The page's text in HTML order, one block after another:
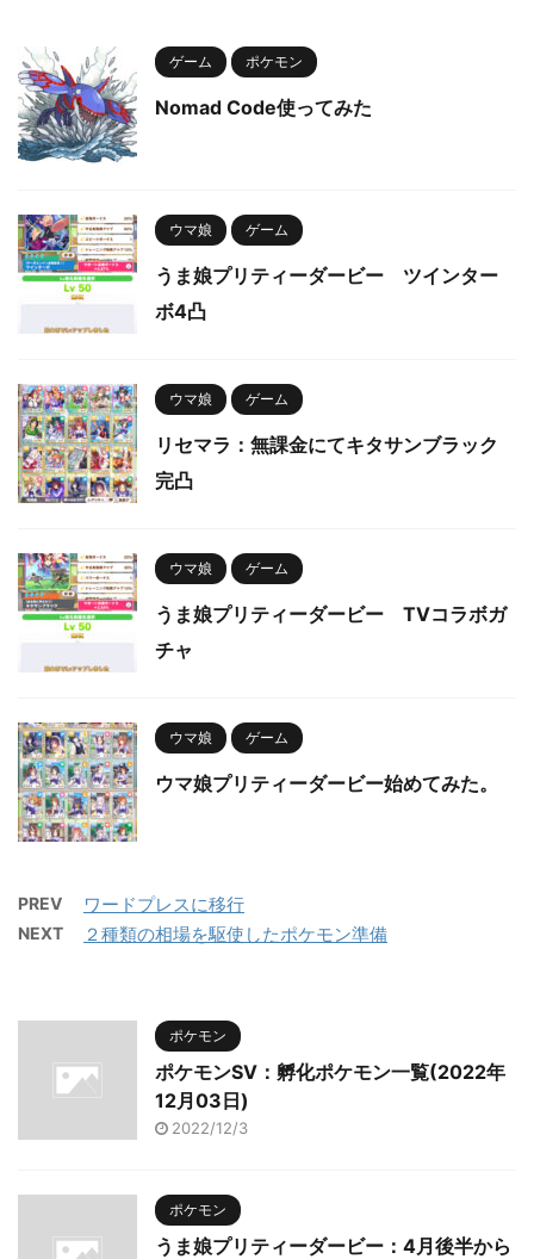
ゲーム ポケモン
Nomad Code使ってみた
ウマ娘 ゲーム
うま娘プリティーダービー ツインター
ボ4凸
ウマ娘 ゲーム
リセマラ：無課金にてキタサンブラック
完凸
ウマ娘 ゲーム
うま娘プリティーダービー TVコラボガ
チャ
ウマ娘 ゲーム
ウマ娘プリティーダービー始めてみた。
PREV ワードプレスに移行
NEXT ２種類の相場を駆使したポケモン準備
ポケモン
ポケモンSV：孵化ポケモン一覧(2022年
12月03日)
2022/12/3
ポケモン
うま娘プリティーダービー：4月後半から